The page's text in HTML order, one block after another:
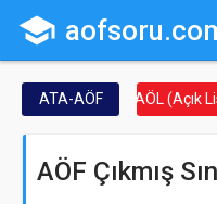
school
ATA-AÖF AÖL (Açık
AÖF Çıkmış